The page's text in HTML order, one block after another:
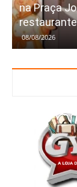
na Praça
08/08/2026